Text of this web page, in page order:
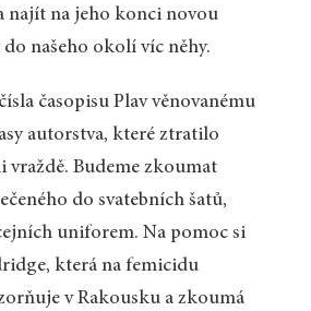
najít na jeho konci novou
našeho okolí víc něhy.
časopisu Plav věnovanému
autorstva, které ztratilo
Budeme zkoumat
do svatebních šatů,
uniforem. Na pomoc si
která na femicidu
v Rakousku a zkoumá